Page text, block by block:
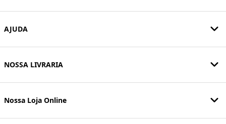
AJUDA
NOSSA LIVRARIA
Nossa Loja Online